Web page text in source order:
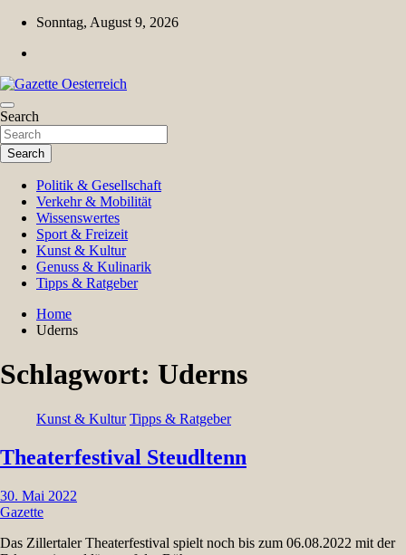
Skip
content
Sonntag, August 9, 2026
Gazette Oesterreich
Magazin für Freizeit, Politik, Kultur & Wissenschaft
Search
Search
Politik & Gesellschaft
Verkehr & Mobilität
Wissenswertes
Sport & Freizeit
Kunst & Kultur
Genuss & Kulinarik
Tipps & Ratgeber
Home
Uderns
Schlagwort: Uderns
Kunst & Kultur Tipps & Ratgeber
Theaterfestival Steudltenn
30. Mai 2022
Gazette
Das Zillertaler Theaterfestival spielt noch bis zum 06.08.2022 mit der